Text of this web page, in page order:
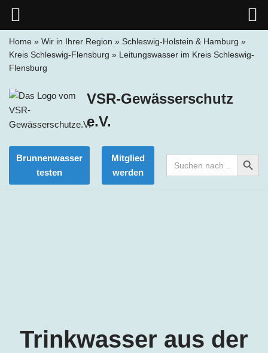
springen
Home » Wir in Ihrer Region » Schleswig-Holstein & Hamburg »
Kreis Schleswig-Flensburg » Leitungswasser im Kreis Schleswig-
Flensburg
VSR-Gewässerschutz
e.V.
Brunnenwasser
testen
Mitglied
werden
Search
for:
Search Button
Trinkwasser aus der